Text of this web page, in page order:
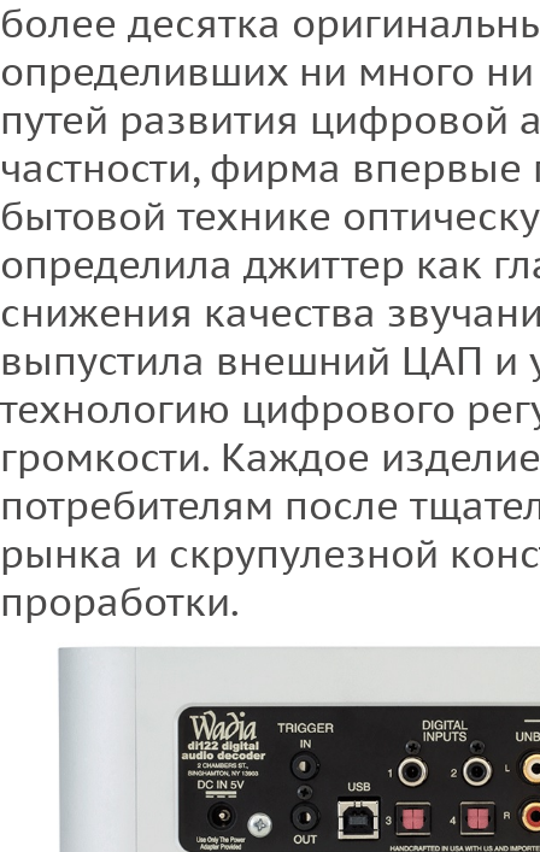
более десятка
определивших ни много
путей развития цифровой
частности, фирма
бытовой технике
определила джиттер как
снижения качества
выпустила внешний ЦАП и
технологию цифрового
громкости. Каждое
потребителям после
рынка и скрупулезной
проработки.